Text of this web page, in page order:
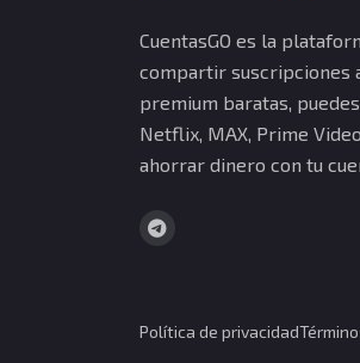
CuentasGO es la
compartir suscripciones
premium baratas,
Netflix, MAX, Prime
ahorrar dinero con tu
Política de privacidad